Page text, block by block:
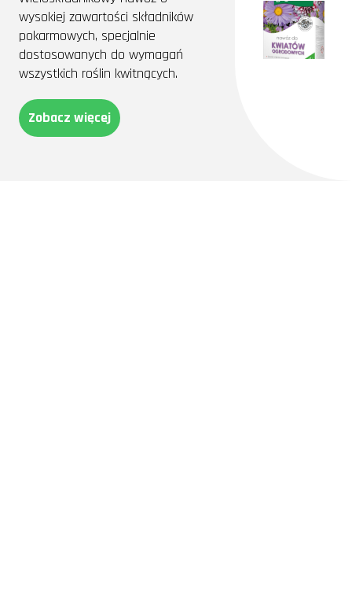
wysokiej zawartości składników
pokarmowych, specjalnie
dostosowanych do wymagań
wszystkich roślin kwitnących.
Zobacz więcej